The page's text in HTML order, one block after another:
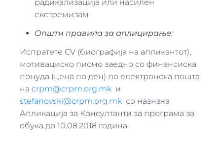
радикализација или насилен
екстремизам
Општи правила за аплицирање:
Испратете CV (биографија на апликантот),
мотивациско писмо заедно со финансиска
понуда (цена по ден) по електронска пошта
наcrpm@crpm.org.mk и
stefanovski@crpm.org.mk со назнака
Апликација за Консултанти за програма за
обука до 10.08.2018 година.